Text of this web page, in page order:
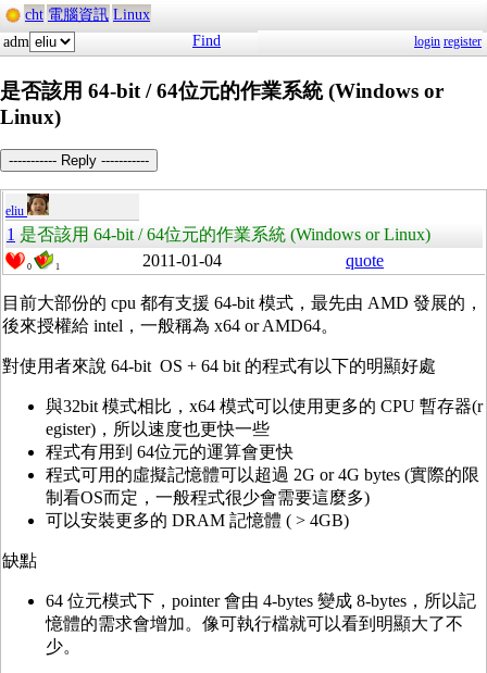
cht 電腦資訊 Linux
adm
Find login register
是否該用 64-bit / 64位元的作業系統 (Windows or
Linux)
----------- Reply -----------
eliu
1 是否該用 64-bit / 64位元的作業系統 (Windows or Linux)
0 1 2011-01-04 quote
目前大部份的 cpu 都有支援 64-bit 模式，最先由 AMD 發展的，
後來授權給 intel，一般稱為 x64 or AMD64。
對使用者來說 64-bit OS + 64 bit 的程式有以下的明顯好處
與32bit 模式相比，x64 模式可以使用更多的 CPU 暫存器(r
egister)，所以速度也更快一些
程式有用到 64位元的運算會更快
程式可用的虛擬記憶體可以超過 2G or 4G bytes (實際的限
制看OS而定，一般程式很少會需要這麼多)
可以安裝更多的 DRAM 記憶體 ( > 4GB)
缺點
64 位元模式下，pointer 會由 4-bytes 變成 8-bytes，所以記
憶體的需求會增加。像可執行檔就可以看到明顯大了不
少。